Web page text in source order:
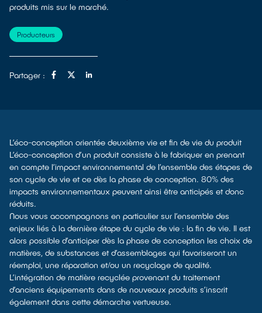
produits mis sur le marché.
Producteurs
Partager :
L’éco-conception orientée deuxième vie et fin de vie du produit
L’éco-conception d’un produit consiste à le fabriquer en prenant
en compte l’impact environnemental de l’ensemble des étapes de
son cycle de vie et ce dès la phase de conception. 80% des
impacts environnementaux peuvent ainsi être anticipés et donc
réduits.
Nous vous accompagnons en particulier sur l’ensemble des
enjeux liés à la dernière étape du cycle de vie : la fin de vie. Il est
alors possible d’anticiper dès la phase de conception les choix de
matières, de substances et d’assemblages qui favoriseront un
réemploi, une réparation et/ou un recyclage de qualité.
L’intégration de matière recyclée provenant du traitement
d’anciens équipements dans de nouveaux produits s’inscrit
également dans cette démarche vertueuse.